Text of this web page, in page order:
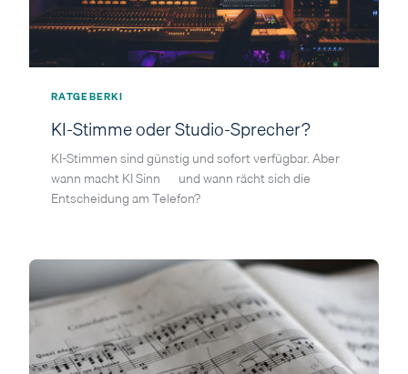
RATGEBERKI
KI-Stimme oder Studio-Sprecher?
KI-Stimmen sind günstig und sofort verfügbar. Aber
wann macht KI Sinn — und wann rächt sich die
Entscheidung am Telefon?